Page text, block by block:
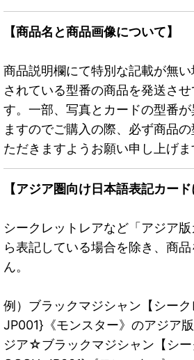
【商品名と商品画像について】
商品説明欄にて特別な記載が無
されている型番の商品を発送さ
す。一部、写真とカードの型番
ますのでご購入の際、必ず商品
ただきますようお願い申し上げま
【アジア圏向け日本語表記カード
シークレットレアなど「アジア
ら表記している場合を除き、商
ん。
例）ブラックマジシャン【シー
JP001}《モンスター》のアジア
ジア☆ブラックマジシャン【シ